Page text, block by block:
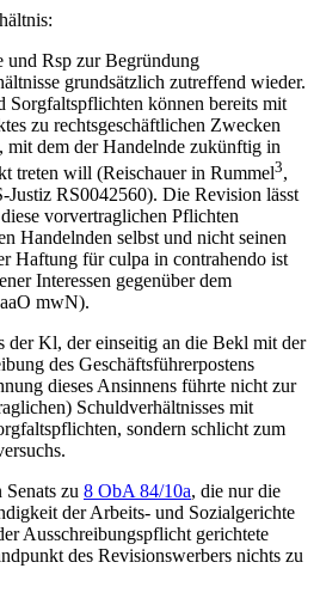
Rsp zur Begründung
grundsätzlich zutreffend wieder.
Sorgfaltspflichten können bereits mit
zu rechtsgeschäftlichen Zwecken
mit dem der Handelnde zukünftig in
treten will (Reischauerin Rummel3,
RS0042560). Die Revision lässt
vorvertraglichen Pflichten
Handelnden selbst und nicht seinen
Haftung für culpa in contrahendo ist
Interessen gegenüber dem
mwN).
der Kl, der einseitig an die Bekl mit der
des Geschäftsführerpostens
dieses Ansinnens führte nicht zur
Schuldverhältnisses mit
sondern schlicht zum
zu 8 ObA 84/10a, die nur die
der Arbeits- und Sozialgerichte
Ausschreibungspflicht gerichtete
des Revisionswerbers nichts zu